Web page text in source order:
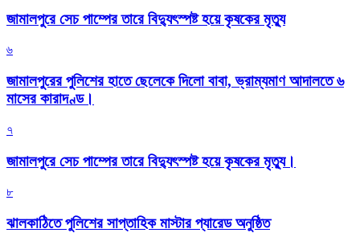
জামালপুরে সেচ পাম্পের তারে বিদ্যুৎস্পষ্ট হয়ে কৃষকের মৃত্যু
৬
জামালপুরের পুলিশের হাতে ছেলেকে দিলো বাবা, ভ্রাম্যমাণ আদালতে ৬
মাসের কারাদণ্ড।
৭
জামালপুরে সেচ পাম্পের তারে বিদ্যুৎস্পষ্ট হয়ে কৃষকের মৃত্যু।
৮
‎ঝালকাঠিতে পুলিশের সাপ্তাহিক মাস্টার প্যারেড অনুষ্ঠিত